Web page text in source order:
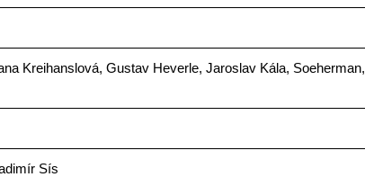
Kreihanslová, Gustav Heverle, Jaroslav Kála, Soeherman,
Sís